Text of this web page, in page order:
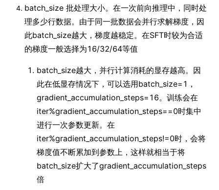
batch_size 批处理大小。在一次前向推理中，同时处
理多少行数据。由于同一批数据会并行求解梯度，因
此batch_size越大，梯度越稳定。在SFT时较为合适
的梯度一般选择为16/32/64等值
batch_size越大，并行计算消耗的显存越高。因
此在低显存情况下，可以选用batch_size=1，
gradient_accumulation_steps=16。训练会在
iter%gradient_accumulation_steps==0时集中
进行一次参数更新。在
iter%gradient_accumulation_steps!=0时，会将
梯度值不断累加到参数上，这样就相当于将
batch_size扩大了gradient_accumulation_steps
倍